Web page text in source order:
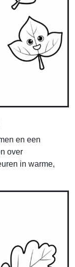
en een
over
in warme,